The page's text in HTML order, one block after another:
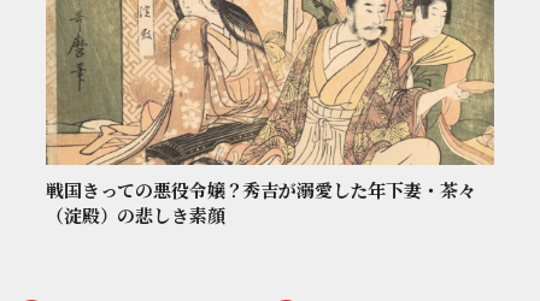
戦国きっての悪役令嬢？秀吉が溺愛した年下妻・茶々
（淀殿）の悲しき素顔